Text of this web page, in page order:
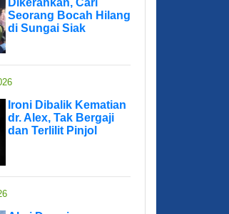
Dikerahkan, Cari
Seorang Bocah Hilang
di Sungai Siak
Ironi Dibalik Kematian
dr. Alex, Tak Bergaji
dan Terlilit Pinjol